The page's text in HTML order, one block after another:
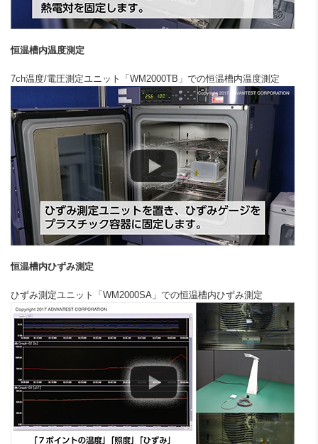
恒温槽内温度測定
7ch温度/電圧測定ユニット「WM2000TB」での恒温槽内温度測定
恒温槽内ひずみ測定
ひずみ測定ユニット「WM2000SA」での恒温槽内ひずみ測定